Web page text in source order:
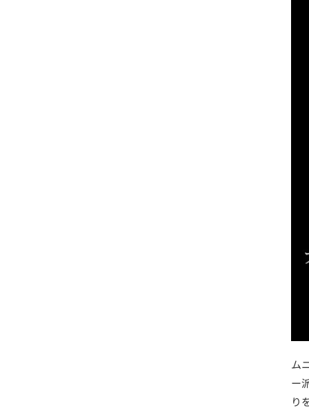
ム
ー
り